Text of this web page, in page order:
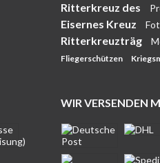
Ritterkreuz des
Eisernes Kreuz
Ritterkreuzträg
Fliegerschützen
WIR VERSENDEN